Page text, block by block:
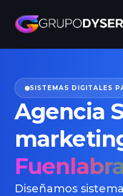
SISTEMAS DIGITALES
Agencia
Diseñamos